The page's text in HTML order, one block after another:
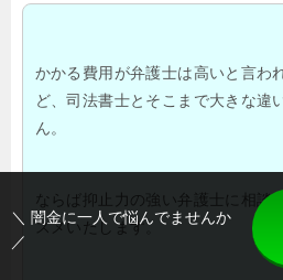
かかる費用が弁護士は高いと言わ
ど、司法書士とそこまで大きな違
ん。
ならば抑止力の強い弁護士に相談
スメいたします。
＼ 闇金に一人で悩んでませんか
／